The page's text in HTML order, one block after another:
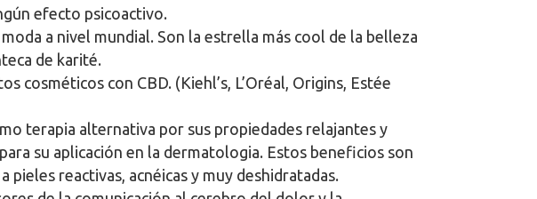
efecto psicoactivo.
a nivel mundial. Son la estrella más cool de la belleza
de karité.
cosméticos con CBD. (Kiehl’s, L’Oréal, Origins, Estée
terapia alternativa por sus propiedades relajantes y
su aplicación en la dermatologia. Estos beneficios son
reactivas, acnéicas y muy deshidratadas.